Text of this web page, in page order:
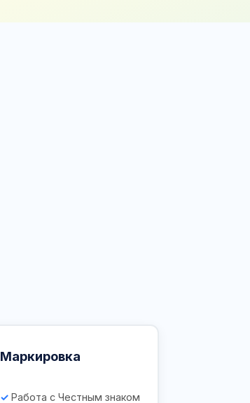
Маркировка
Работа с Честным знаком